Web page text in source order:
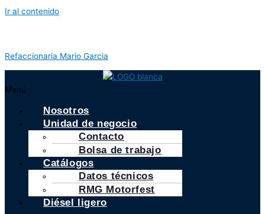
Ir al contenido
Refaccionaria Mario Garcia
Menú
Nosotros
Unidad de negocio
Contacto
Bolsa de trabajo
Catálogos
Datos técnicos
RMG Motorfest
Diésel ligero